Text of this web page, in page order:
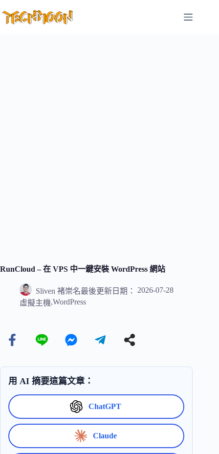
至
RunCloud – 在 VPS 中一鍵安裝 WordPress 網站
Sliven 褚崇名最後更新日期：
2026-07-28
虛擬主機,WordPress
用 AI 摘要這篇文章：
ChatGPT
Claude